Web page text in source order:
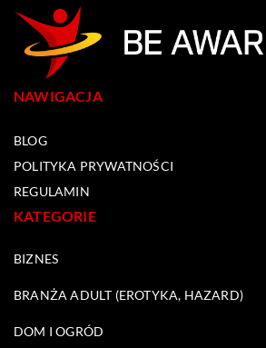
NAWIGACJA
BLOG
POLITYKA PRYWATNOŚCI
REGULAMIN
KATEGORIE
BIZNES
BRANŻA ADULT (EROTYKA, HAZARD)
DOM I OGRÓD